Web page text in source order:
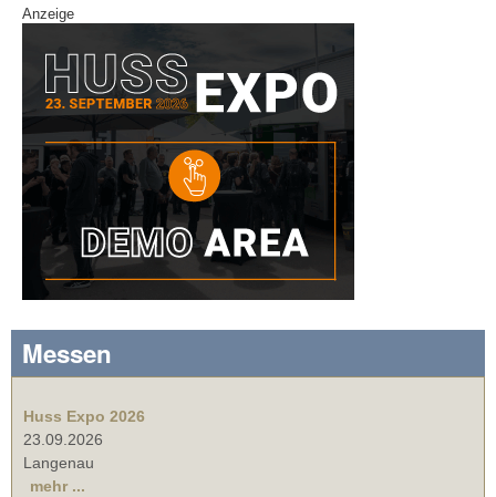
Anzeige
Messen
Huss Expo 2026
23.09.2026
Langenau
mehr ...